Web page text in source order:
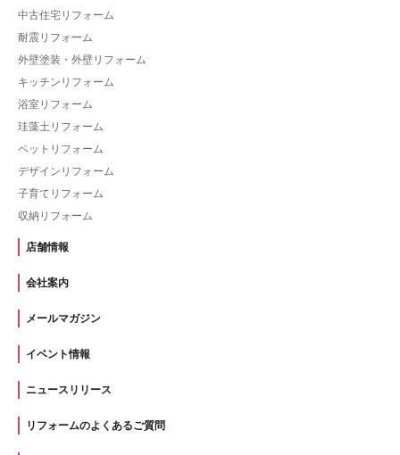
中古住宅リフォーム
耐震リフォーム
外壁塗装・外壁リフォーム
キッチンリフォーム
浴室リフォーム
珪藻土リフォーム
ペットリフォーム
デザインリフォーム
子育てリフォーム
収納リフォーム
店舗情報
会社案内
メールマガジン
イベント情報
ニュースリリース
リフォームのよくあるご質問